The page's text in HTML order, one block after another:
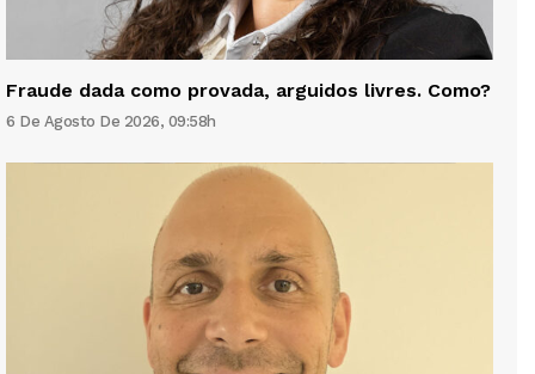
Fraude dada como provada, arguidos livres. Como?
6 De Agosto De 2026, 09:58h